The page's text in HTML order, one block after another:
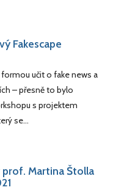
Fakescape
formou učit o fake news a
– přesně to bylo
s projektem
se…
prof. Martina Štolla